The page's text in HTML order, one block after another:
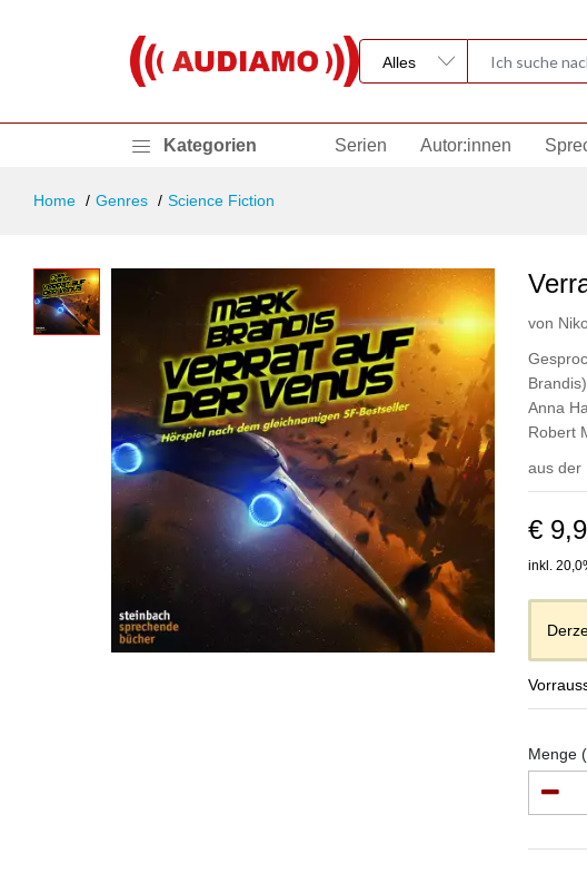
Kategorien Serien Autor:innen
Home Genres Science Fiction
von
Brandis)
Anna
Robert
aus der
€
inkl.
Menge